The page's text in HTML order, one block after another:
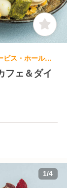
創作・ダイニングバー, カフェ | レストランサービス・ホールスタッフ | kawara CAFE＆DINING 錦糸町店
フェ＆ダイ
1/4